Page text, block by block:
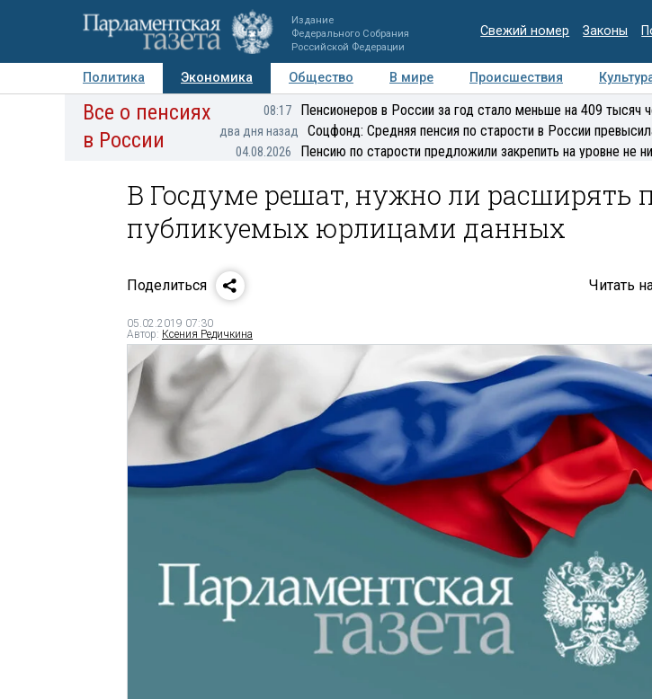
Издание
Федерального Собрания
Российской Федерации
Свежий номер Законы
Политика Экономика Общество В мире Происшествия
Авторы Персоны Мнения Регионы Медиацентр Интервью
Все о пенсиях
в России
08:17 Пенсионеров в России за год стало меньше на 409 тысяч
два дня назад Соцфонд: Средняя пенсия по старости в России
04.08.2026 Пенсию по старости предложили закрепить на уровне не
В Госдуме решат, нужно ли расширять
публикуемых юрлицами данных
Поделиться Читать
05.02.2019 07:30
Автор: Ксения Редичкина